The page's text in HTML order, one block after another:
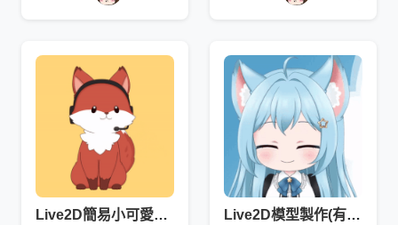
Live2D簡易小可愛V皮一條龍 Live2D模型製作(有一條龍服務)